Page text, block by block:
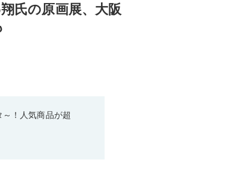
氏の原画展、大阪
！人気商品が超